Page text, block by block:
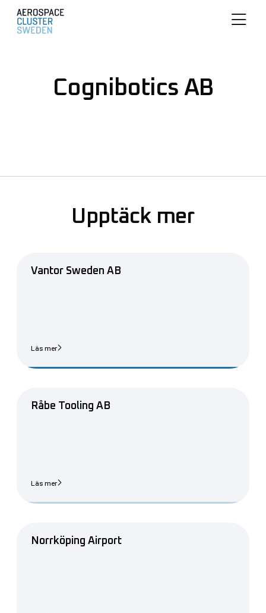
Cognibotics AB
Upptäck mer
Vantor Sweden AB
Läs mer
Råbe Tooling AB
Läs mer
Norrköping Airport